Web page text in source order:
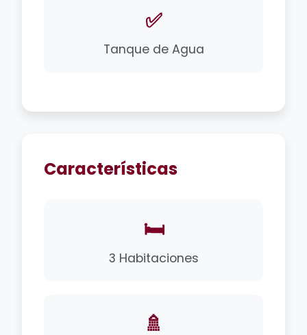
✅
Tanque de Agua
Características
🛏️
3 Habitaciones
🚿